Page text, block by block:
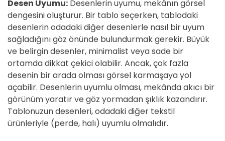
Desen Uyumu: Desenlerin uyumu, mekânın görsel
dengesini oluşturur. Bir tablo seçerken, tablodaki
desenlerin odadaki diğer desenlerle nasıl bir uyum
sağladığını göz önünde bulundurmak gerekir. Büyük
ve belirgin desenler, minimalist veya sade bir
ortamda dikkat çekici olabilir. Ancak, çok fazla
desenin bir arada olması görsel karmaşaya yol
açabilir. Desenlerin uyumlu olması, mekânda akıcı bir
görünüm yaratır ve göz yormadan şıklık kazandırır.
Tablonuzun desenleri, odadaki diğer tekstil
ürünleriyle (perde, halı) uyumlu olmalıdır.